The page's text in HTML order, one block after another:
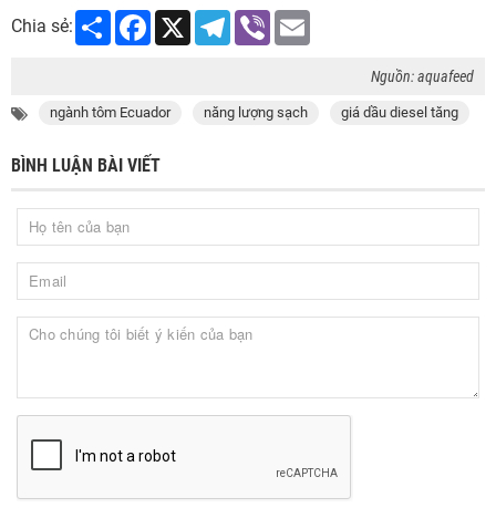
Chia sẻ:
Share Facebook
X Telegram
Viber
Nguồn: aquafeed
ngành tôm Ecuador năng lượng sạch giá dầu diesel tăng
BÌNH LUẬN BÀI VIẾT